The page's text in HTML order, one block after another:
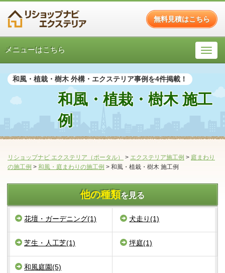
無料見積はこちら
メニューはこちら
和風・植栽・樹木 外構・エクステリア事例を4件掲載！
和風・植栽・樹木 施工
例
リショップナビ エクステリア（ポータル） > エクステリア施工例 > 庭まわり
の施工例 > 和風・庭まわりの施工例 > 和風・植栽・樹木 施工例
他の種類を見る
花壇・ガーデニング(1) 犬走り(1)
芝生・人工芝(1) 坪庭(1)
和風庭園(5)